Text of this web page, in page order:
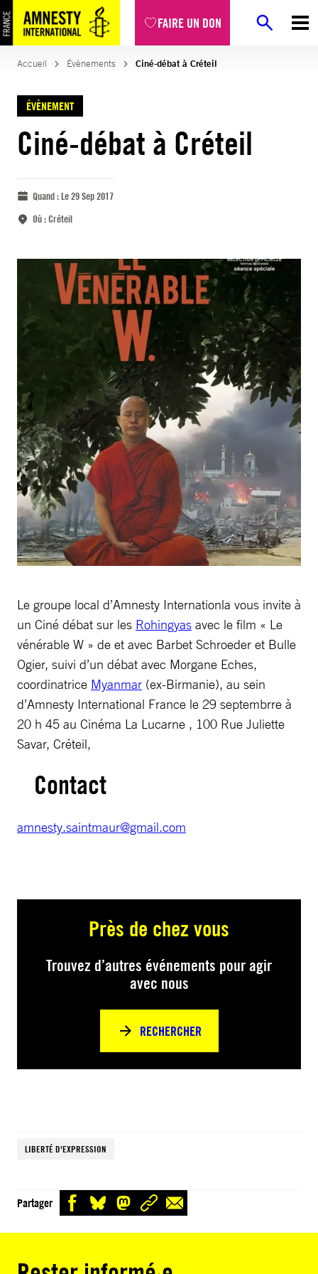
FAIRE UN DON
Accueil Évènements Ciné-débat à Créteil
ÉVÈNEMENT
Ciné-débat à Créteil
Quand :Le 29 Sep 2017
Où :Créteil
Le groupe local d’Amnesty Internationla vous invite à
un Ciné débat sur les Rohingyas avec le film « Le
vénérable W » de et avec Barbet Schroeder et Bulle
Ogier, suivi d’un débat avec Morgane Eches,
coordinatrice Myanmar (ex-Birmanie), au sein
d’Amnesty International France le 29 septembrre à
20 h 45 au Cinéma La Lucarne , 100 Rue Juliette
Savar, Créteil,
Contact
amnesty.saintmaur@gmail.com
Près de chez vous
Trouvez d’autres événements pour agir
avec nous
RECHERCHER
LIBERTÉ D'EXPRESSION
Partager